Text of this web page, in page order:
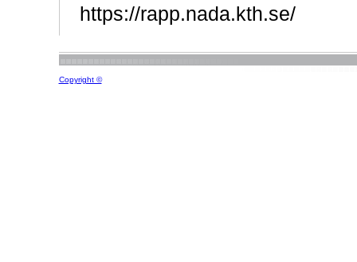
https://rapp.nada.kth.se/
Copyright ©